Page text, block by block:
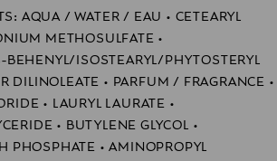
AQUA / WATER / EAU • CETEARYL
METHOSULFATE •
ISOSTEARYL/PHYTOSTERYL
DILINOLEATE • PARFUM / FRAGRANCE •
• LAURYL LAURATE •
• BUTYLENE GLYCOL •
PHOSPHATE • AMINOPROPYL